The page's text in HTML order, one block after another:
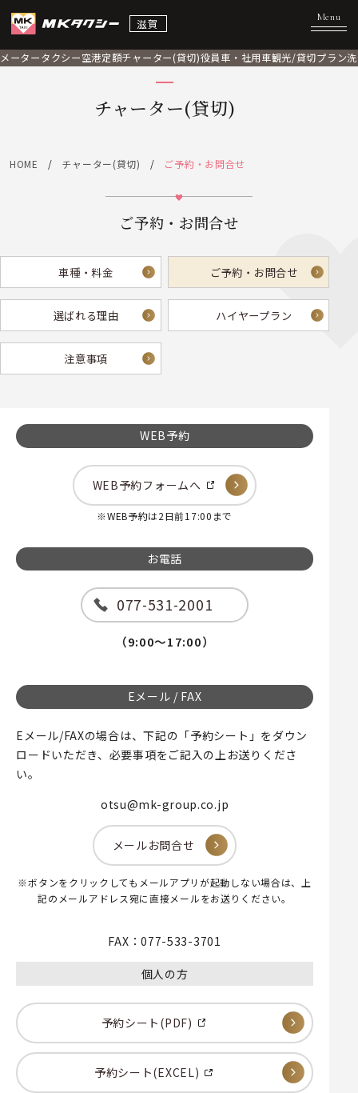
滋賀
メータータクシー空港定額チャーター(貸切)役員車・社用車観光/貸切プラン
チャーター(貸切)
HOME チャーター(貸切) ご予約・お問合せ
ご予約・お問合せ
車種・料金 ご予約・お問合せ
選ばれる理由 ハイヤープラン
注意事項
WEB予約
WEB予約フォームへ
※WEB予約は2日前17:00まで
お電話
077-531-2001
（9:00～17:00）
Eメール / FAX
Eメール/FAXの場合は、下記の「予約シート」をダウン
ロードいただき、 必要事項をご記入の上お送りくださ
い。
otsu@mk-group.co.jp
メールお問合せ
※ボタンをクリックしてもメールアプリが起動しない場合は、上
記のメールアドレス宛に直接メールをお送りください。
FAX：077-533-3701
個人の方
予約シート(PDF)
予約シート(EXCEL)